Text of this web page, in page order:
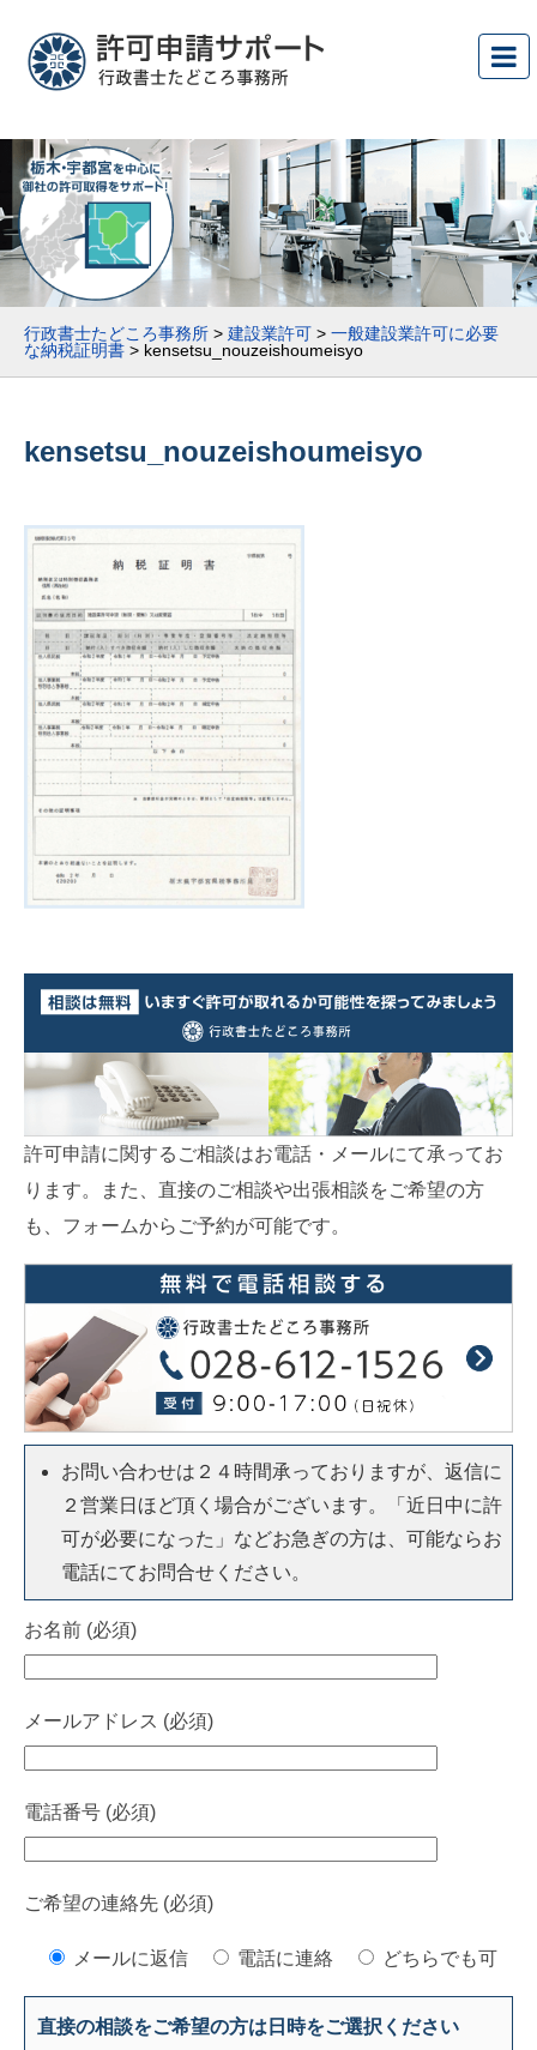
行政書士たどころ事務所 > 建設業許可 > 一般建設業許可に必要
な納税証明書 > kensetsu_nouzeishoumeisyo
kensetsu_nouzeishoumeisyo
許可申請に関するご相談はお電話・メールにて承ってお
ります。また、直接のご相談や出張相談をご希望の方
も、フォームからご予約が可能です。
お問い合わせは２４時間承っておりますが、返信に
２営業日ほど頂く場合がございます。「近日中に許
可が必要になった」などお急ぎの方は、可能ならお
電話にてお問合せください。
お名前 (必須)
メールアドレス (必須)
電話番号 (必須)
ご希望の連絡先 (必須)
メールに返信 電話に連絡 どちらでも可
直接の相談をご希望の方は日時をご選択ください